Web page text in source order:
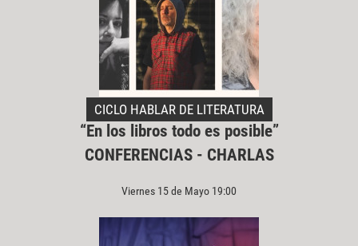
CICLO HABLAR DE LITERATURA
“En los libros todo es posible”
CONFERENCIAS - CHARLAS
Viernes 15 de Mayo 19:00